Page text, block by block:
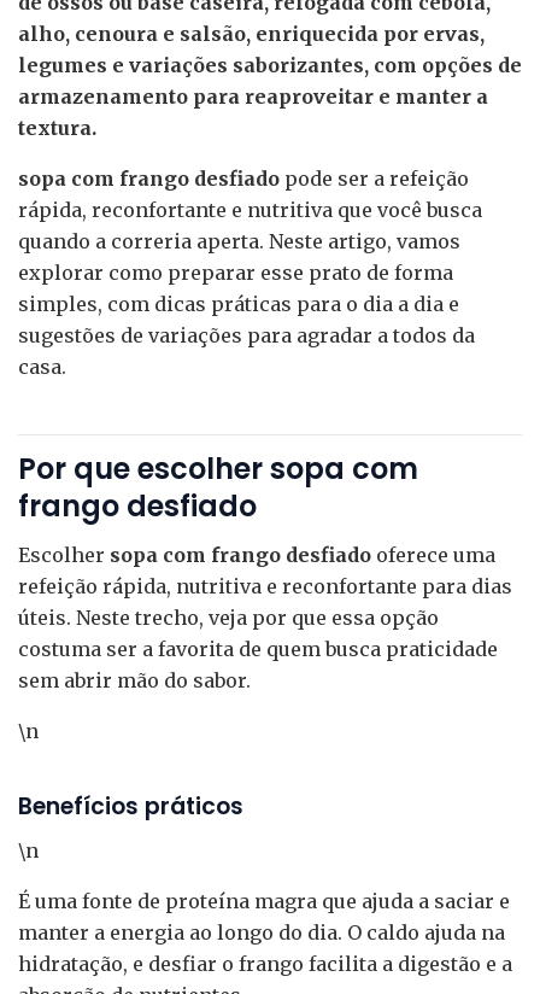
alho, cenoura e salsão, enriquecida por ervas,
legumes e variações saborizantes, com opções de
armazenamento para reaproveitar e manter a
textura.
sopa com frango desfiado pode ser a refeição
rápida, reconfortante e nutritiva que você busca
quando a correria aperta. Neste artigo, vamos
explorar como preparar esse prato de forma
simples, com dicas práticas para o dia a dia e
sugestões de variações para agradar a todos da
casa.
Por que escolher sopa com
frango desfiado
Escolher sopa com frango desfiado oferece uma
refeição rápida, nutritiva e reconfortante para dias
úteis. Neste trecho, veja por que essa opção
costuma ser a favorita de quem busca praticidade
sem abrir mão do sabor.
\n
Benefícios práticos
\n
É uma fonte de proteína magra que ajuda a saciar e
manter a energia ao longo do dia. O caldo ajuda na
hidratação, e desfiar o frango facilita a digestão e a